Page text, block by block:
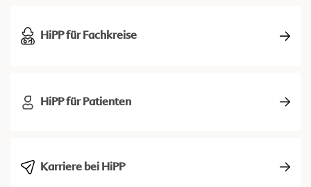
HiPP für Fachkreise
HiPP für Patienten
Karriere bei HiPP